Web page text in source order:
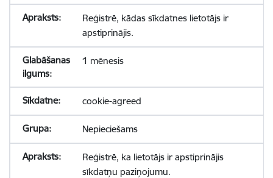
Reģistrē, kādas sīkdatnes lietotājs ir
apstiprinājis.
1 mēnesis
cookie-agreed
Nepieciešams
Reģistrē, ka lietotājs ir apstiprinājis
sīkdatņu paziņojumu.